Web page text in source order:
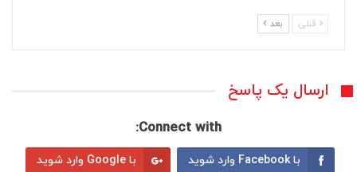
قبلی بعد
ارسال یک پاسخ
Connect with:
با Facebook وارد شوید با Google وارد شوید